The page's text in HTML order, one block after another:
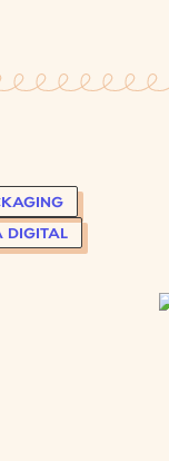
DIGITAL